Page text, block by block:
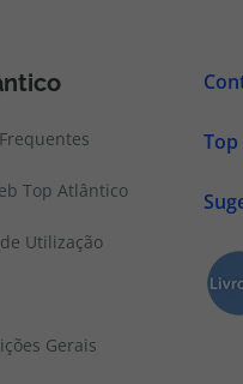
Top Atlântico
Utilização
Gerais